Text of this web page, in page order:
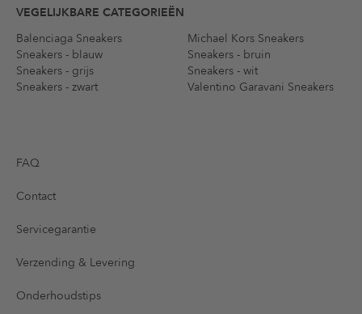
VEGELIJKBARE CATEGORIEËN
Balenciaga Sneakers
Michael Kors Sneakers
Sneakers - blauw
Sneakers - bruin
Sneakers - grijs
Sneakers - wit
Sneakers - zwart
Valentino Garavani Sneakers
FAQ
Contact
Servicegarantie
Verzending & Levering
Onderhoudstips